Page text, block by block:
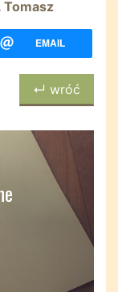
Tomasz
EMAIL
↵ wróć